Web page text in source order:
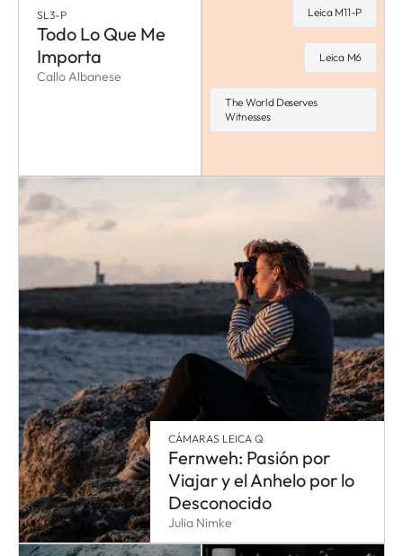
SL3-P
Todo Lo Que Me
Importa
Callo Albanese
Leica M11-P
Leica M6
The World Deserves
Witnesses
CÁMARAS LEICA Q
Fernweh: Pasión por
Viajar y el Anhelo por lo
Desconocido
Julia Nimke